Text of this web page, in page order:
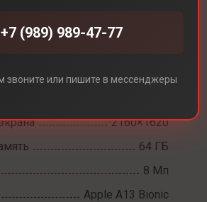
Apple iPad 9 WiFi
2160×1620
64 ГБ
8 Мп
Apple A13 Bionic
+7 (989) 989-47-77
звоните или пишите в мессенджеры